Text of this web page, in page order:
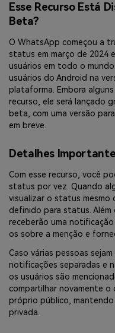
Esse Recurso Está
Beta?
O WhatsApp começou a
status em março de 2024
usuários em todo o
usuários do Android na
plataforma. Embora
recurso, ele será lançado
beta, com uma versão
em breve.
Detalhes
Com esse recurso, você
status por vez. Quando
visualizar o status
definido para status. Além
receberão uma
os sobre a menção e
Caso várias pessoas
notificações separadas e
os usuários são
compartilhar novamente
próprio público,
privada.